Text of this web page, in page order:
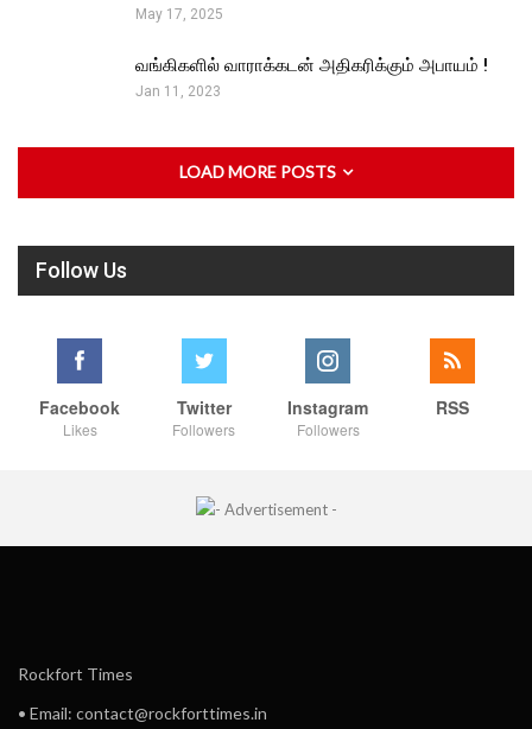
May 17, 2025
வங்கிகளில் வாராக்கடன் அதிகரிக்கும் அபாயம் !
Jan 11, 2023
LOAD MORE POSTS
Follow Us
Facebook
Likes
Twitter
Followers
Instagram
Followers
RSS
Rockfort Times
• Email: contact@rockforttimes.in